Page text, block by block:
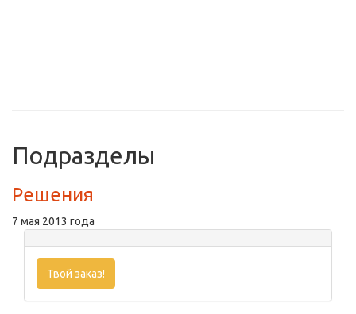
Подразделы
Решения
7 мая 2013 года
Твой заказ!